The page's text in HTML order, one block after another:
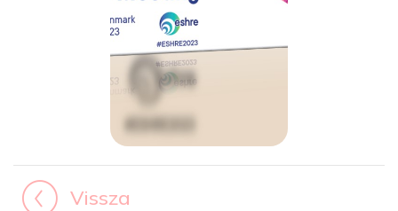
Vissza